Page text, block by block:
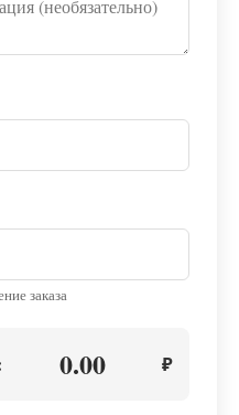
заказа
0.00 ₽